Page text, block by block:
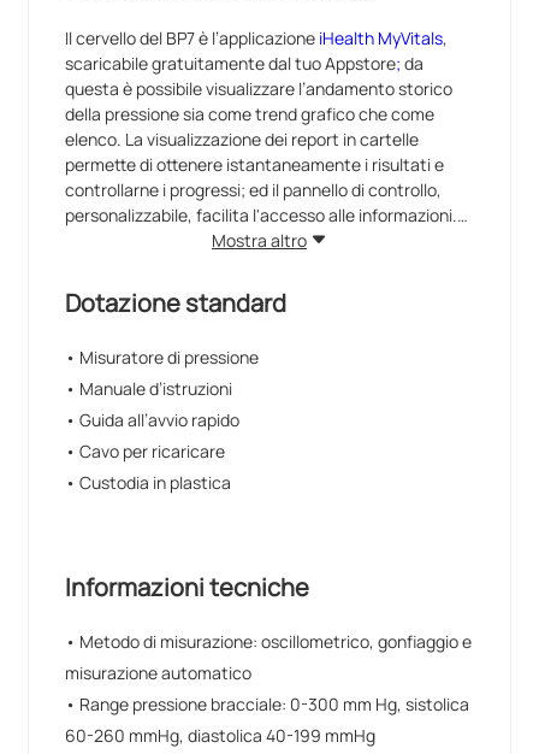
Il cervello del BP7 è l’applicazione iHealth MyVitals,
scaricabile gratuitamente dal tuo Appstore; da
questa è possibile visualizzare l’andamento storico
della pressione sia come trend grafico che come
elenco. La visualizzazione dei report in cartelle
permette di ottenere istantaneamente i risultati e
controllarne i progressi; ed il pannello di controllo,
personalizzabile, facilita l'accesso alle informazioni.
La possibilità di condivisione dei dati, via email,
risultati, funzione utile per informare per esempio il
medico quando il paziente usa il BP7 per il
L'App MyVitals è utillzzabile con tutti i prodotti iHealth
per l'Home Care.
Compatibilità:
Consultate il sito iHealth per vedere l'elenco
https://ihealthlabs.com/pages/support-wireless-blood-
Mostra altro
Dotazione standard
• Misuratore di pressione
• Manuale d’istruzioni
• Guida all’avvio rapido
• Cavo per ricaricare
• Custodia in plastica
Informazioni tecniche
• Metodo di misurazione: oscillometrico, gonfiaggio e
misurazione automatico
• Range pressione bracciale: 0-300 mm Hg, sistolica
60-260 mmHg, diastolica 40-199 mmHg